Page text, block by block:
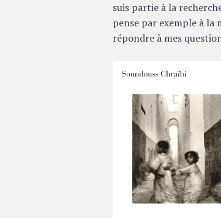
suis partie à la
pense par exemple à la
répondre à mes